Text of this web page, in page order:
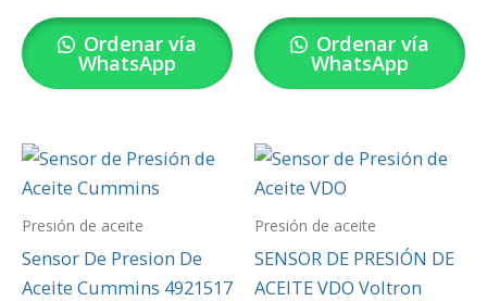
Ordenar vía
WhatsApp
Ordenar vía
WhatsApp
Presión de aceite
Sensor De Presion De
Aceite Cummins 4921517
Presión de aceite
SENSOR DE PRESIÓN DE
ACEITE VDO Voltron